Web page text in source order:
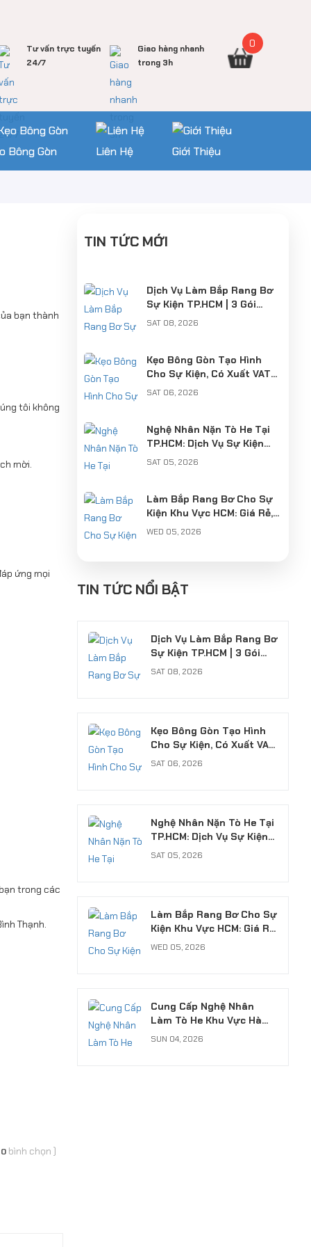
Tư vấn trực tuyến
24/7
Giao hàng nhanh
trong 3h
0
Bông Gòn Liên Hệ Giới Thiệu
bạn thành
tôi không
mời.
ứng mọi
trong các
Thạnh.
0 bình chọn )
TIN TỨC MỚI
Dịch Vụ Làm Bắp Rang Bơ
Sự Kiện TP.HCM | 3 Gói
Chuyên Nghiệp
SAT 08, 2026
Kẹo Bông Gòn Tạo Hình
Cho Sự Kiện, Có Xuất VAT
Chuyên Nghiệp
SAT 06, 2026
Nghệ Nhân Nặn Tò He Tại
TP.HCM: Dịch Vụ Sự Kiện
Chuyên Nghiệp, Có VAT
SAT 05, 2026
Làm Bắp Rang Bơ Cho Sự
Kiện Khu Vực HCM: Giá Rẻ,
Chuyên Nghiệp, Có Xuất
WED 05, 2026
Tò He Khu Vực Hà Nội: Giữ
Hồn Nét Việt Cho Sự Kiện
TIN TỨC NỔI BẬT
Dịch Vụ Làm Bắp Rang Bơ
Sự Kiện TP.HCM | 3 Gói
Chuyên Nghiệp
SAT 08, 2026
Kẹo Bông Gòn Tạo Hình
Cho Sự Kiện, Có Xuất VAT
Chuyên Nghiệp
SAT 06, 2026
Nghệ Nhân Nặn Tò He Tại
TP.HCM: Dịch Vụ Sự Kiện
Chuyên Nghiệp, Có VAT
SAT 05, 2026
Làm Bắp Rang Bơ Cho Sự
Kiện Khu Vực HCM: Giá Rẻ,
Chuyên Nghiệp, Có Xuất
WED 05, 2026
Cung Cấp Nghệ Nhân
Làm Tò He Khu Vực Hà
Nội: Giữ Hồn Nét Việt Cho
SUN 04, 2026